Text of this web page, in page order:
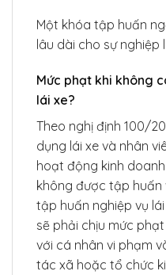
Một khóa tập huấn
lâu dài cho sự nghiệp
Mức phạt khi không
lái xe?
Theo nghị định 100/
dụng lái xe và nhân
hoạt động kinh
không được tập
tập huấn nghiệp vụ
sẽ phải chịu mức
với cá nhân vi phạm
tác xã hoặc tổ chức